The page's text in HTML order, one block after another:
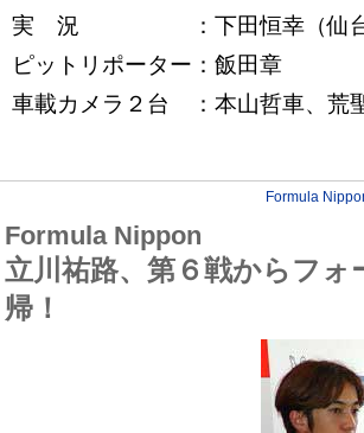
実　況　　　　　：下田恒幸（仙
ピットリポーター：飯田章
車載カメラ２台　：本山哲車、荒
Formula
Formula Nippon
立川祐路、第６戦からフ
帰！